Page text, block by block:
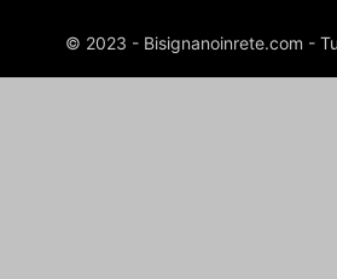
© 2023 - Bisignanoinrete.com -